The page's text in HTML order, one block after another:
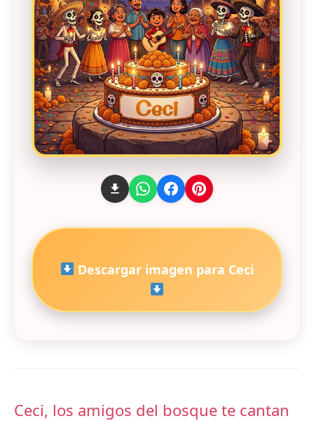
Descargar imagen para Ceci
Ceci, los amigos del bosque te cantan